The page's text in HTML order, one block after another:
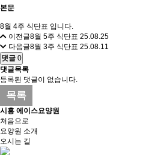
본문
8월 4주 식단표 입니다.
이전글8월 5주 식단표 25.08.25
다음글8월 3주 식단표 25.08.11
댓글 0
댓글목록
등록된 댓글이 없습니다.
목록
시흥 에이스요양원
처음으로
요양원 소개
오시는 길